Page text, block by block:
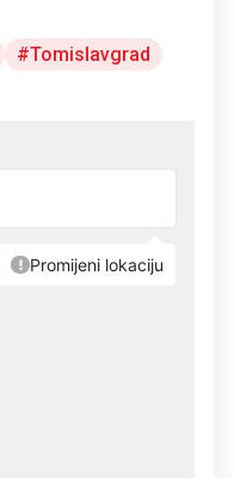
Tomislavgrad